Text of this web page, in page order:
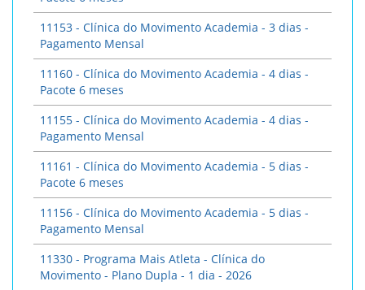
11153 - Clínica do Movimento Academia - 3 dias -
Pagamento Mensal
11160 - Clínica do Movimento Academia - 4 dias -
Pacote 6 meses
11155 - Clínica do Movimento Academia - 4 dias -
Pagamento Mensal
11161 - Clínica do Movimento Academia - 5 dias -
Pacote 6 meses
11156 - Clínica do Movimento Academia - 5 dias -
Pagamento Mensal
11330 - Programa Mais Atleta - Clínica do
Movimento - Plano Dupla - 1 dia - 2026